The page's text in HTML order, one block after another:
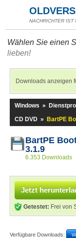
NACHRICHTER IST
Wählen Sie einen
lieben!
Downloads anzeigen
Windows »
CD DVD » BartPE
BartPE
3.1.9
6.353 Downloads
Jetzt
Getestet: Frei von
Verfügbare Downloads: